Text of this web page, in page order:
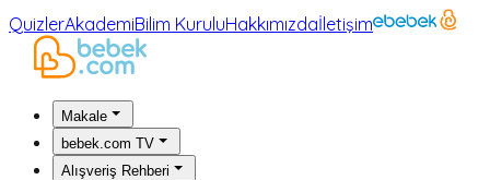
QuizlerAkademiBilim KuruluHakkımızdaİletişim
Makale
bebek.com TV
Alışveriş Rehberi